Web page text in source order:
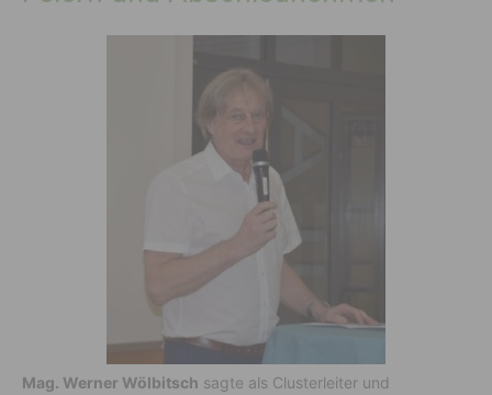
Mag. Werner Wölbitsch sagte als Clusterleiter und